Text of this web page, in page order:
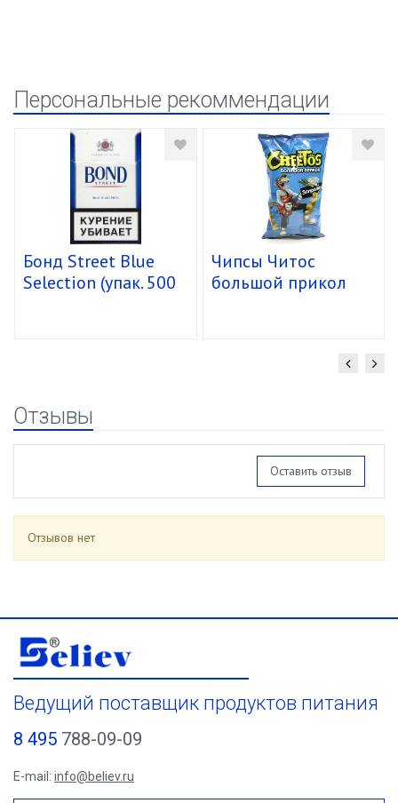
Персональные рекоммендации
Бонд Street Blue
Selection (упак. 500
Чипсы Читос
большой прикол
Отзывы
Оставить отзыв
Отзывов нет
Ведущий поставщик продуктов питания
8 495 788-09-09
E-mail: info@believ.ru